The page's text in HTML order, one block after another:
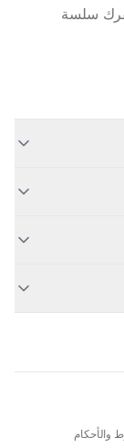
سفرك سلسة
والأحكام